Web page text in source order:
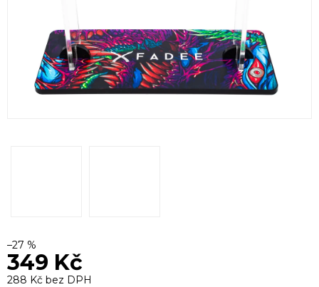
–27 %
349 Kč
288 Kč bez DPH